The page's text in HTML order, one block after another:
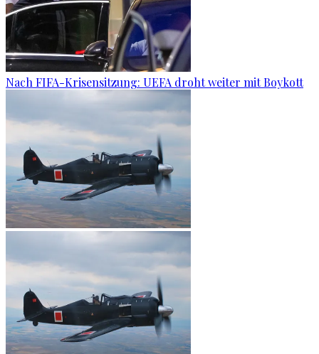
Nach FIFA-Krisensitzung: UEFA droht weiter mit Boykott